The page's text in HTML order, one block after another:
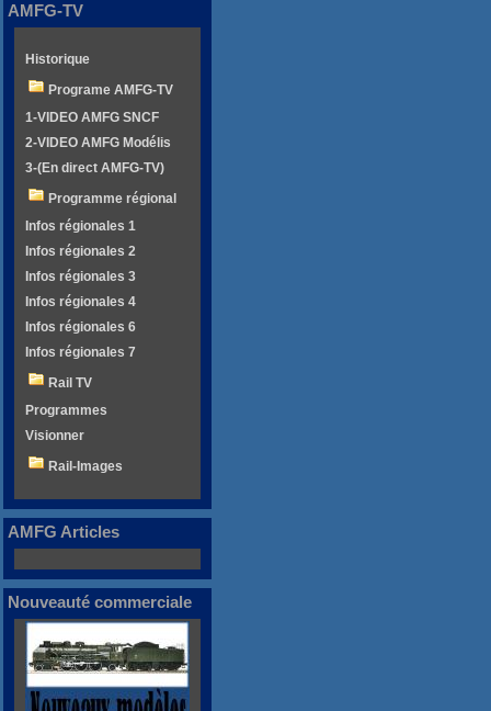
AMFG-TV
Historique
Programe AMFG-TV
1-VIDEO AMFG SNCF
2-VIDEO AMFG Modélis
3-(En direct AMFG-TV)
Programme régional
Infos régionales 1
Infos régionales 2
Infos régionales 3
Infos régionales 4
Infos régionales 6
Infos régionales 7
Rail TV
Programmes
Visionner
Rail-Images
AMFG Articles
Nouveauté commerciale